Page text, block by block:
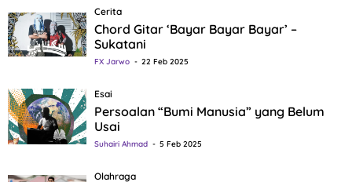
Cerita
Chord Gitar ‘Bayar Bayar Bayar’ –
Sukatani
FX Jarwo 22 Feb 2025
Esai
Persoalan “Bumi Manusia” yang Belum
Usai
Suhairi Ahmad 5 Feb 2025
Olahraga